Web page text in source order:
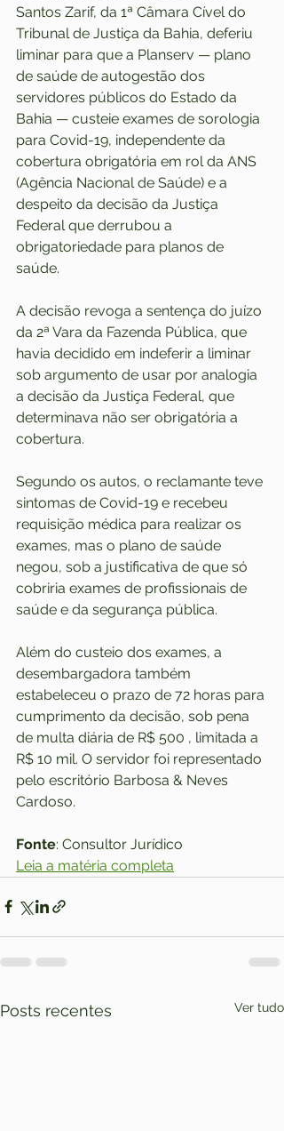
Santos Zarif, da 1ª Câmara Cível do
Tribunal de Justiça da Bahia, deferiu
liminar para que a Planserv — plano
de saúde de autogestão dos
servidores públicos do Estado da
Bahia — custeie exames de sorologia
para Covid-19, independente da
cobertura obrigatória em rol da ANS
(Agência Nacional de Saúde) e a
despeito da decisão da Justiça
Federal que derrubou a
obrigatoriedade para planos de
saúde.
A decisão revoga a sentença do juízo
da 2ª Vara da Fazenda Pública, que
havia decidido em indeferir a liminar
sob argumento de usar por analogia
a decisão da Justiça Federal, que
determinava não ser obrigatória a
cobertura.
Segundo os autos, o reclamante teve
sintomas de Covid-19 e recebeu
requisição médica para realizar os
exames, mas o plano de saúde
negou, sob a justificativa de que só
cobriria exames de profissionais de
saúde e da segurança pública.
Além do custeio dos exames, a
desembargadora também
estabeleceu o prazo de 72 horas para
cumprimento da decisão, sob pena
de multa diária de R$ 500 , limitada a
R$ 10 mil. O servidor foi representado
pelo escritório Barbosa & Neves
Cardoso.
Fonte: Consultor Jurídico
Leia a matéria completa
Posts recentes Ver tudo